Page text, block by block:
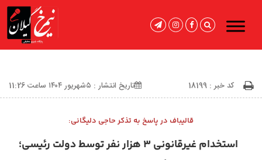
کد خبر : 18199 تاریخ انتشار : ۵شهریور ۱۴۰۴ ساعت 11:26
قالیباف در پاسخ به تذکر حاجی دلیگانی:
استخدام غیرقانونی ۳ هزار نفر توسط دولت رئیسی؛